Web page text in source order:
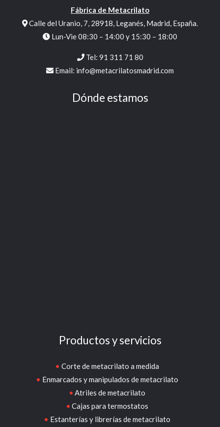
Fábrica de Metacrilato
Calle del Uranio, 7, 28918, Leganés, Madrid, España.
Lun-Vie 08:30 – 14:00 y 15:30 – 18:00
Tel: 91 311 71 80
Email: info@metacrilatosmadrid.com
Dónde estamos
Productos y servicios
Corte de metacrilato a medida
Enmarcados y manipulados de metacrilato
Atriles de metacrilato
Cajas para termostatos
Estanterías y librerías de metacrilato